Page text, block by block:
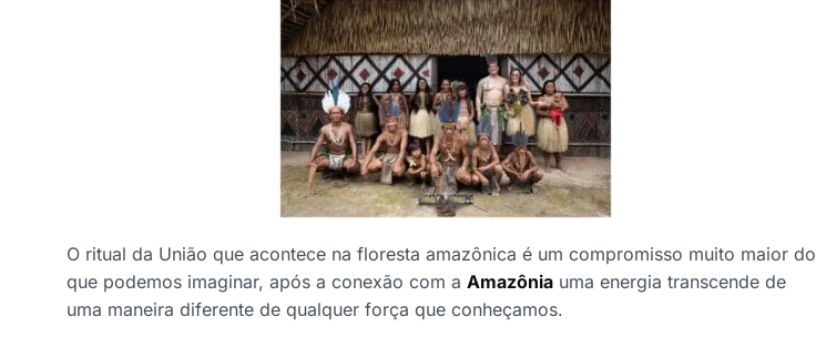
O ritual da União que acontece na floresta amazônica é um compromisso muito maior do
que podemos imaginar, após a conexão com a Amazônia uma energia transcende de
uma maneira diferente de qualquer força que conheçamos.